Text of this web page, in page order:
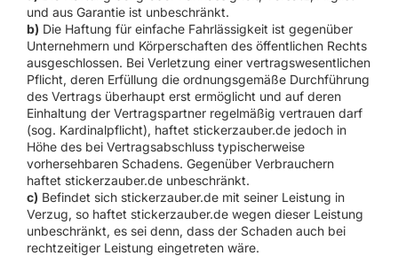
und aus Garantie ist unbeschränkt.
b) Die Haftung für einfache Fahrlässigkeit ist gegenüber
Unternehmern und Körperschaften des öffentlichen Rechts
ausgeschlossen. Bei Verletzung einer vertragswesentlichen
Pflicht, deren Erfüllung die ordnungsgemäße Durchführung
des Vertrags überhaupt erst ermöglicht und auf deren
Einhaltung der Vertragspartner regelmäßig vertrauen darf
(sog. Kardinalpflicht), haftet stickerzauber.de jedoch in
Höhe des bei Vertragsabschluss typischerweise
vorhersehbaren Schadens. Gegenüber Verbrauchern
haftet stickerzauber.de unbeschränkt.
c) Befindet sich stickerzauber.de mit seiner Leistung in
Verzug, so haftet stickerzauber.de wegen dieser Leistung
unbeschränkt, es sei denn, dass der Schaden auch bei
rechtzeitiger Leistung eingetreten wäre.